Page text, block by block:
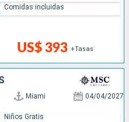
US$ 393 +Tasas
Comidas incluidas
Miami 04/04/2027
Niños Gratis